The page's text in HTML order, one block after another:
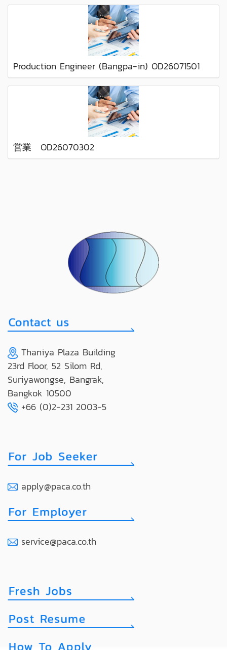
Production Engineer (Bangpa-in) OD26071501
営業 OD26070302
Thaniya Plaza Building
23rd Floor, 52 Silom Rd,
Suriyawongse, Bangrak,
Bangkok 10500
+66 (0)2-231 2003-5
apply@paca.co.th
service@paca.co.th